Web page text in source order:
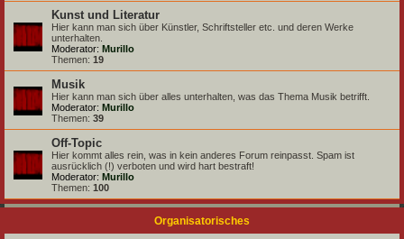
Kunst und Literatur
Hier kann man sich über Künstler, Schriftsteller etc. und deren Werke
unterhalten.
Moderator: Murillo
Themen: 19
Musik
Hier kann man sich über alles unterhalten, was das Thema Musik betrifft.
Moderator: Murillo
Themen: 39
Off-Topic
Hier kommt alles rein, was in kein anderes Forum reinpasst. Spam ist
ausrücklich (!) verboten und wird hart bestraft!
Moderator: Murillo
Themen: 100
Organisatorisches